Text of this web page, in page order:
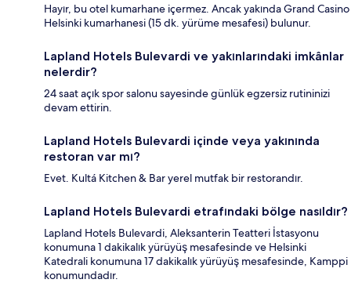
Hayır, bu otel kumarhane içermez. Ancak yakında Grand Casino
Helsinki kumarhanesi (15 dk. yürüme mesafesi) bulunur.
Lapland Hotels Bulevardi ve yakınlarındaki imkânlar
nelerdir?
24 saat açık spor salonu sayesinde günlük egzersiz rutininizi
devam ettirin.
Lapland Hotels Bulevardi içinde veya yakınında
restoran var mı?
Evet. Kultá Kitchen & Bar yerel mutfak bir restorandır.
Lapland Hotels Bulevardi etrafındaki bölge nasıldır?
Lapland Hotels Bulevardi, Aleksanterin Teatteri İstasyonu
konumuna 1 dakikalık yürüyüş mesafesinde ve Helsinki
Katedrali konumuna 17 dakikalık yürüyüş mesafesinde, Kamppi
konumundadır.